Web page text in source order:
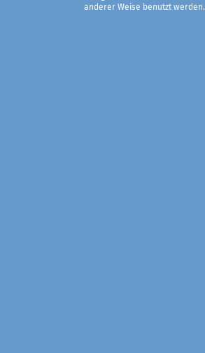
anderer Weise benutzt werden.